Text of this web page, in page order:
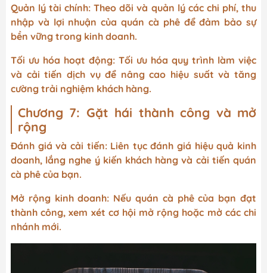
Quản lý tài chính: Theo dõi và quản lý các chi phí, thu
nhập và lợi nhuận của quán cà phê để đảm bảo sự
bền vững trong kinh doanh.
Tối ưu hóa hoạt động: Tối ưu hóa quy trình làm việc
và cải tiến dịch vụ để nâng cao hiệu suất và tăng
cường trải nghiệm khách hàng.
Chương 7: Gặt hái thành công và mở
rộng
Đánh giá và cải tiến: Liên tục đánh giá hiệu quả kinh
doanh, lắng nghe ý kiến khách hàng và cải tiến quán
cà phê của bạn.
Mở rộng kinh doanh: Nếu quán cà phê của bạn đạt
thành công, xem xét cơ hội mở rộng hoặc mở các chi
nhánh mới.